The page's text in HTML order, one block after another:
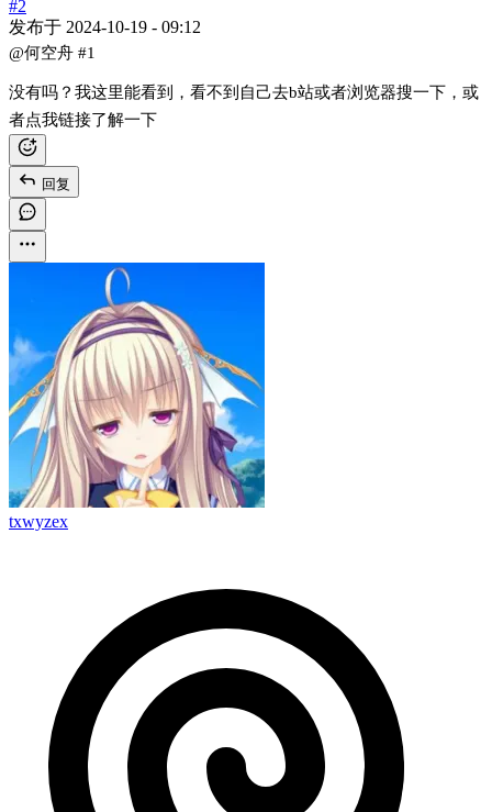
#2
发布于 2024-10-19 - 09:12
@何空舟 #1
没有吗？我这里能看到，看不到自己去b站或者浏览器搜一下，或
者点我链接了解一下
回复
txwyzex